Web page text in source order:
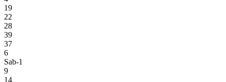
19
22
28
39
37
6
Sab-1
9
14